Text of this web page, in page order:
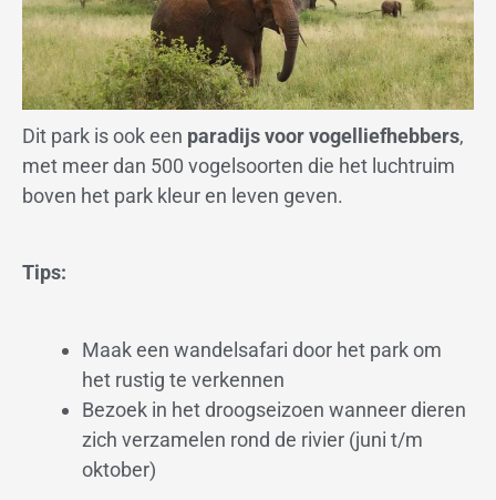
Dit park is ook een paradijs voor vogelliefhebbers,
met meer dan 500 vogelsoorten die het luchtruim
boven het park kleur en leven geven.
Tips:
Maak een wandelsafari door het park om
het rustig te verkennen
Bezoek in het droogseizoen wanneer dieren
zich verzamelen rond de rivier (juni t/m
oktober)